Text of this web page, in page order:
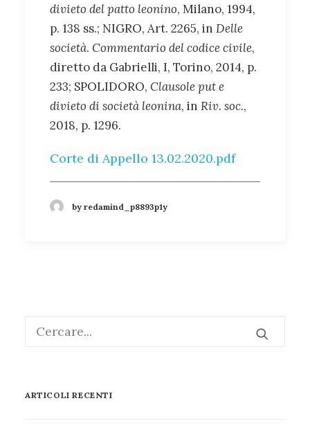
divieto del patto leonino, Milano, 1994,
p. 138 ss.; NIGRO, Art. 2265, in Delle
società. Commentario del codice civile,
diretto da Gabrielli, I, Torino, 2014, p.
233; SPOLIDORO, Clausole put e
divieto di società leonina, in Riv. soc.,
2018, p. 1296.
Corte di Appello 13.02.2020.pdf
by redamind_p8893p1y
ARTICOLI RECENTI